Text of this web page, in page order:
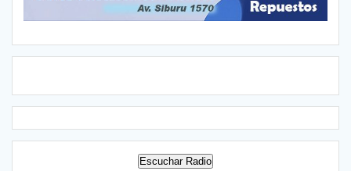
Escuchar Radio